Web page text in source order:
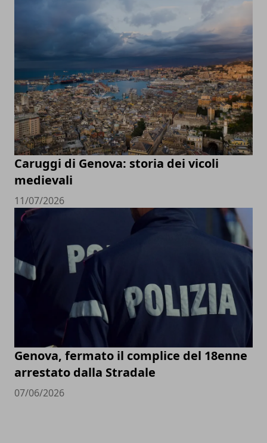
Caruggi di Genova: storia dei vicoli
medievali
11/07/2026
Genova, fermato il complice del 18enne
arrestato dalla Stradale
07/06/2026